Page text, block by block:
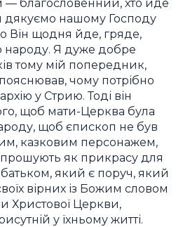
нашому Господу
Він щодня йде, гряде,
народу. Я дуже добре
тому мій попередник,
чому потрібно
у Стрию. Тоді він
щоб мати-Церква була
щоб єпископ не був
казковим персонажем,
як прикрасу для
який є поруч, який
вірних із Божим словом
Христової Церкви,
у їхньому житті.